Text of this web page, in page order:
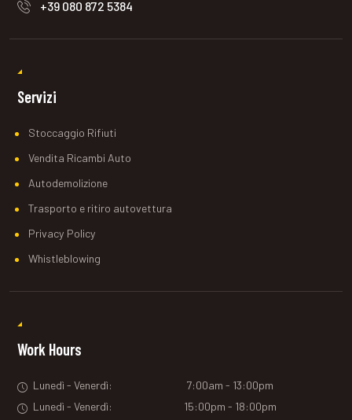
+39 080 872 5384
Servizi
Stoccaggio Rifiuti
Vendita Ricambi Auto
Autodemolizione
Trasporto e ritiro autovettura
Privacy Policy
Whistleblowing
Work Hours
Lunedì - Venerdì: 7:00am - 13:00pm
Lunedì - Venerdì:
15:00pm - 18:00pm